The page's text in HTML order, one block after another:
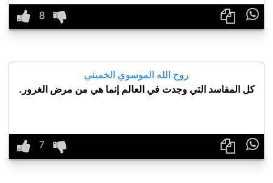

روح الله الموسوي الخميني
كل المفاسد التي وجدت في العالم إنما هي من مرض الغرور.
